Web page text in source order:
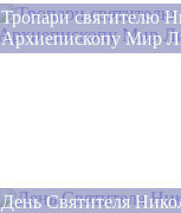
Тропари святителю
Архиепископу Мир
День Святителя